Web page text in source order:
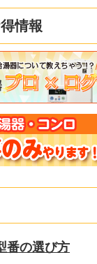
情報
番の選び方